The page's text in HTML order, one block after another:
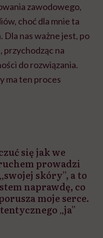
zawodowego,
choć dla mnie ta
Dla nas ważne jest, po
przychodząc na
do rozwiązania.
ma ten proces
się jak we
prowadzi
skóry”, a to
naprawdę, co
moje serce.
„ja”